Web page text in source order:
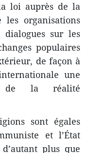
loi auprès de la
les organisations
sur les
populaires
de façon à
une
de la réalité
sont égales
et l’État
plus que